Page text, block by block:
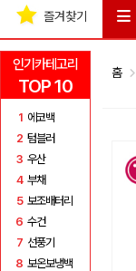
인기카테고리
TOP 10
1 에코백
2 텀블러
3 우산
4 부채
5 보조배터리
6 수건
7 선풍기
8 보온보냉백
즐겨찾기
홈